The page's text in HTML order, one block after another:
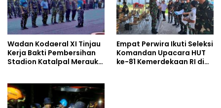
Wadan Kodaeral XI Tinjau
Kerja Bakti Pembersihan
Stadion Katalpal Merauke,
Empat Perwira Ikuti Seleksi
Komandan Upacara HUT
ke-81 Kemerdekaan RI di